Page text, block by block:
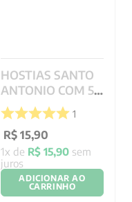
HOSTIAS SANTO
ANTONIO COM 50
UNIDADES - 8CM
1
R$ 15,90
1x de R$ 15,90 sem
juros
ADICIONAR AO
CARRINHO